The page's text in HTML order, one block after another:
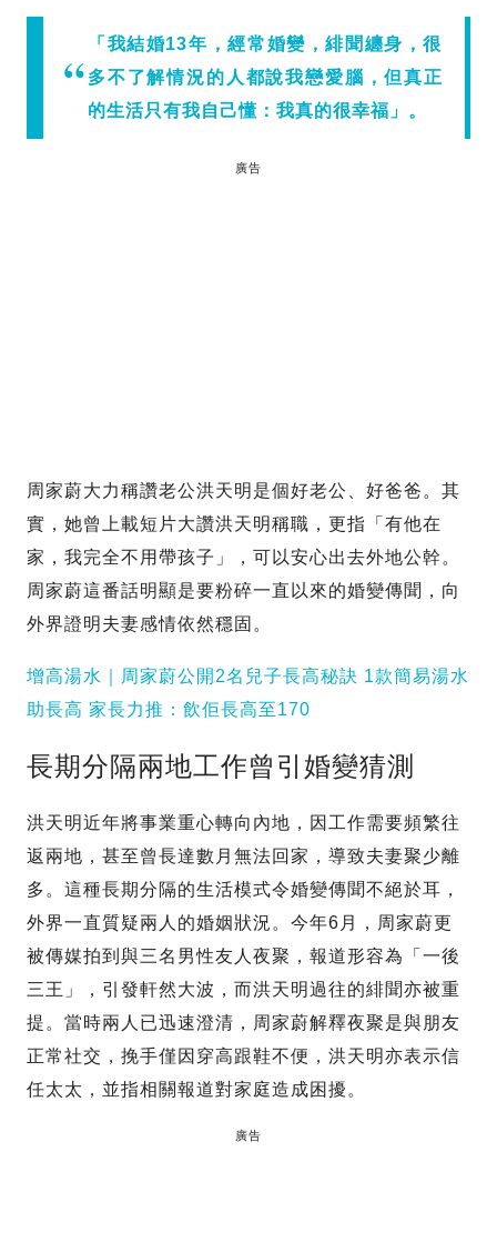
「我結婚13年，經常婚變，緋聞纏身，很
多不了解情況的人都說我戀愛腦，但真正
的生活只有我自己懂：我真的很幸福」。
廣告
周家蔚大力稱讚老公洪天明是個好老公、好爸爸。其
實，她曾上載短片大讚洪天明稱職，更指「有他在
家，我完全不用帶孩子」，可以安心出去外地公幹。
周家蔚這番話明顯是要粉碎一直以來的婚變傳聞，向
外界證明夫妻感情依然穩固。
增高湯水｜周家蔚公開2名兒子長高秘訣 1款簡易湯水
助長高 家長力推：飲佢長高至170
長期分隔兩地工作曾引婚變猜測
洪天明近年將事業重心轉向內地，因工作需要頻繁往
返兩地，甚至曾長達數月無法回家，導致夫妻聚少離
多。這種長期分隔的生活模式令婚變傳聞不絕於耳，
外界一直質疑兩人的婚姻狀況。今年6月，周家蔚更
被傳媒拍到與三名男性友人夜聚，報道形容為「一後
三王」，引發軒然大波，而洪天明過往的緋聞亦被重
提。當時兩人已迅速澄清，周家蔚解釋夜聚是與朋友
正常社交，挽手僅因穿高跟鞋不便，洪天明亦表示信
任太太，並指相關報道對家庭造成困擾。
廣告